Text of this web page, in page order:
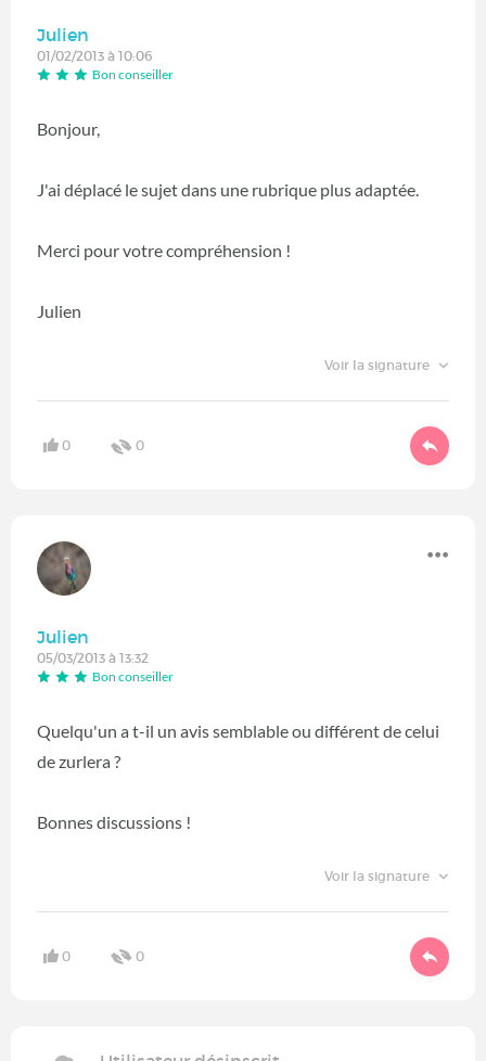
Julien
01/02/2013 à 10:06
Bon conseiller
Bonjour,
J'ai déplacé le sujet dans une rubrique plus adaptée.
Merci pour votre compréhension !
Julien
Voir la signature
0 0
Julien
05/03/2013 à 13:32
Bon conseiller
Quelqu'un a t-il un avis semblable ou différent de celui
de zurlera ?
Bonnes discussions !
Voir la signature
0 0